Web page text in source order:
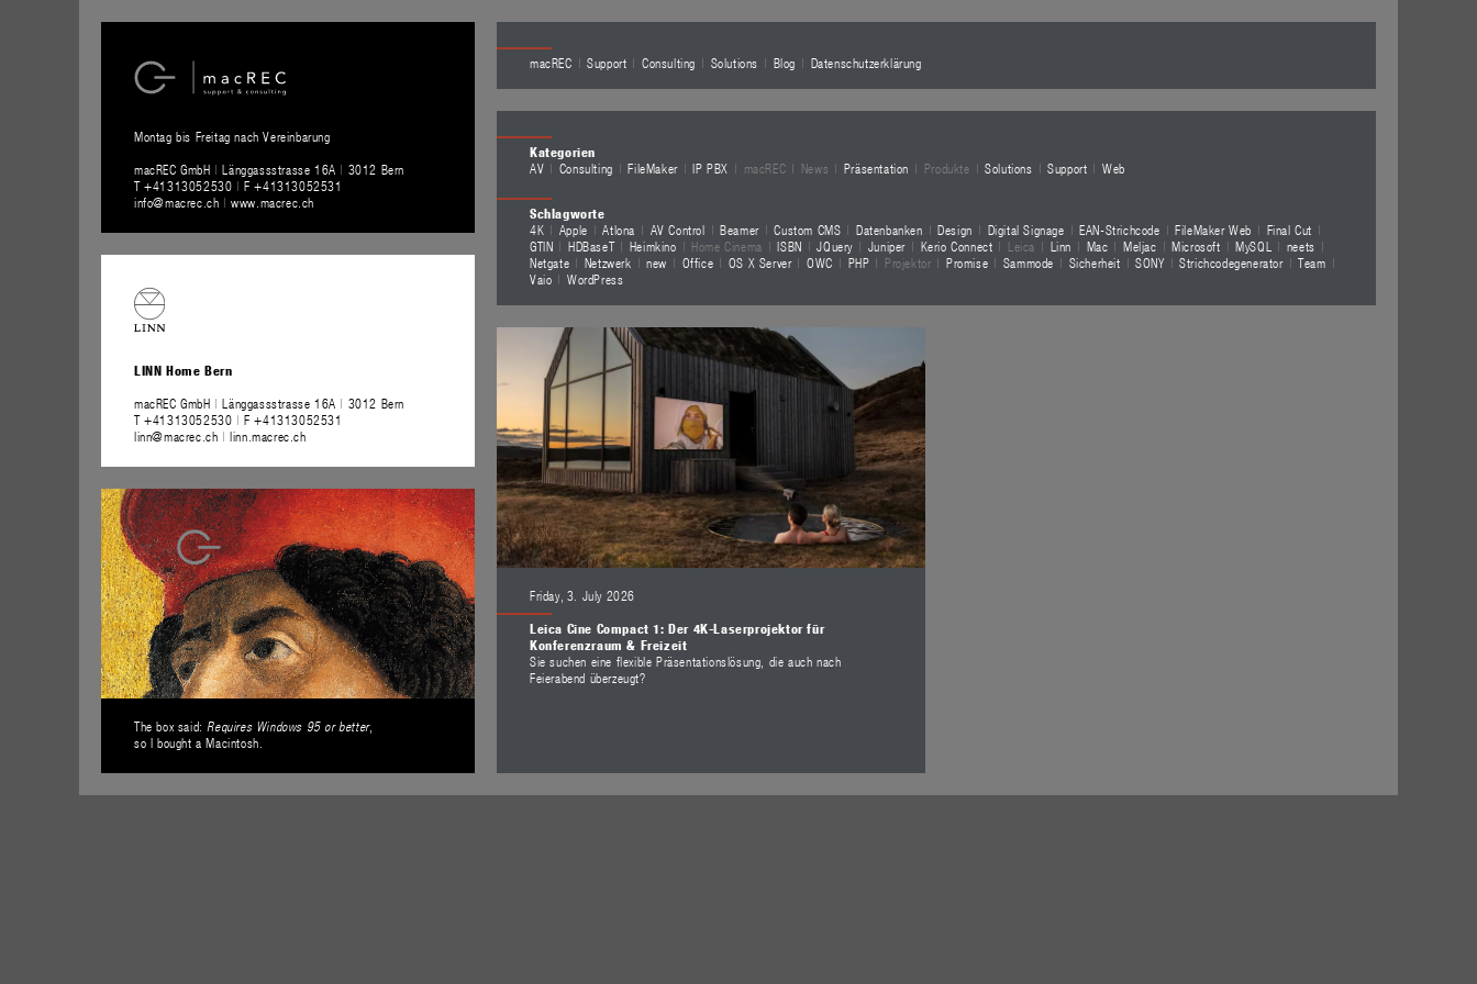
macREC Support Consulting Solutions Blog Datenschutzerklärung
Kategorien
AV
Consulting FileMaker IP PBX macREC News Präsentation Produkte Solutions Support Web
Schlagworte
4K
Apple Atlona AV Control Beamer Custom CMS Datenbanken Design Digital Signage EAN-Strichcode FileMaker Web
Final Cut
GTIN
HDBaseT Heimkino Home Cinema ISBN JQuery Juniper Kerio Connect Leica Linn Mac Meljac Microsoft MySQL
neets
Netgate
Netzwerk new Office OS X Server OWC PHP Projektor Promise Sammode Sicherheit SONY Strichcodegenerator
Team
Vaio
WordPress
Friday, 3. July 2026
Leica Cine Compact 1: Der 4K-Laserprojektor für
Konferenzraum & Freizeit
Sie suchen eine flexible Präsentationslösung, die auch nach
Feierabend überzeugt?
Montag bis Freitag nach Vereinbarung
macREC GmbH | Länggassstrasse 16A | 3012 Bern
T +41313052530 | F +41313052531
info@macrec.ch | www.macrec.ch
LINN Home Bern
macREC GmbH | Länggassstrasse 16A | 3012 Bern
T +41313052530 | F +41313052531
linn@macrec.ch | linn.macrec.ch
The box said: Requires Windows 95 or better,
so I bought a Macintosh.